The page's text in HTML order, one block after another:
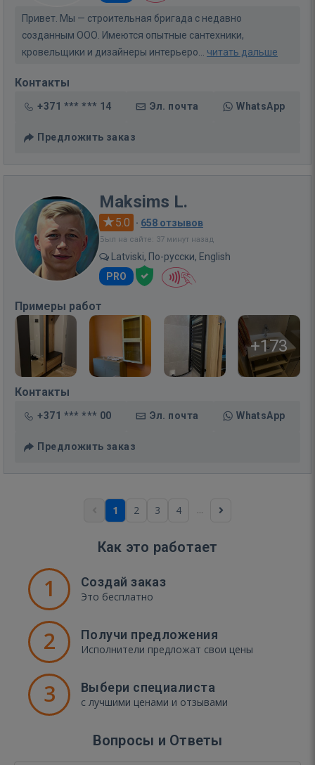
Привет. Мы — строительная бригада с недавно
созданным ООО. Имеются опытные сантехники,
кровельщики и дизайнеры интерьеро... читать дальше
Контакты
+371 *** *** 14 Эл. почта WhatsApp
Предложить заказ
Maksims L.
5.0 · 658 отзывов
Был на сайте: 37 минут назад
Latviski, По-русски, English
PRO
Примеры работ
+173
Контакты
+371 *** *** 00 Эл. почта WhatsApp
Предложить заказ
1 2 3 4 ...
Как это работает
1 Создай заказ
Это бесплатно
2 Получи предложения
Исполнители предложат свои цены
3 Выбери специалиста
с лучшими ценами и отзывами
Вопросы и Ответы